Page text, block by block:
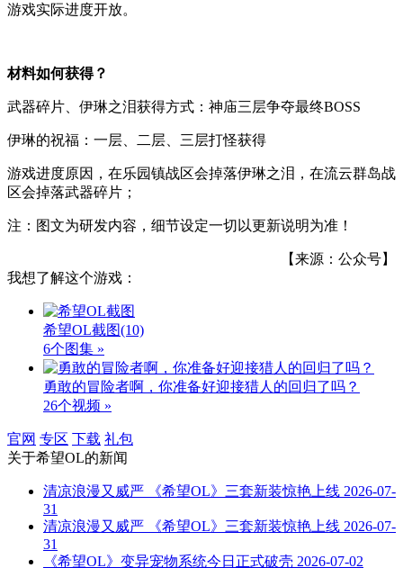
游戏实际进度开放。
材料如何获得？
武器碎片、伊琳之泪获得方式：神庙三层争夺最终BOSS
伊琳的祝福：一层、二层、三层打怪获得
游戏进度原因，在乐园镇战区会掉落伊琳之泪，在流云群岛战
区会掉落武器碎片；
注：图文为研发内容，细节设定一切以更新说明为准！
【来源：公众号】
我想了解这个游戏：
希望OL截图(10)
6个图集 »
勇敢的冒险者啊，你准备好迎接猎人的回归了吗？
26个视频 »
官网 专区 下载 礼包
关于希望OL的新闻
清凉浪漫又威严 《希望OL》三套新装惊艳上线 2026-07-
31
清凉浪漫又威严 《希望OL》三套新装惊艳上线 2026-07-
31
《希望OL》变异宠物系统今日正式破壳 2026-07-02